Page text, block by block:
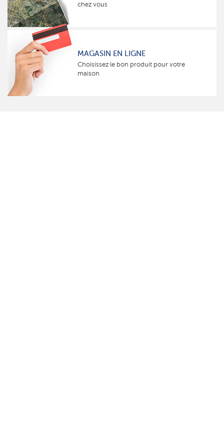
chez vous
MAGASIN EN LIGNE
Choisissez le bon produit pour votre
maison